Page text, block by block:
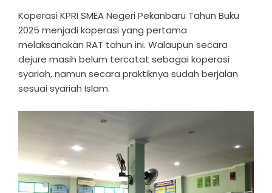
Koperasi KPRI SMEA Negeri Pekanbaru Tahun Buku
2025 menjadi koperasi yang pertama
melaksanakan RAT tahun ini. Walaupun secara
dejure masih belum tercatat sebagai koperasi
syariah, namun secara praktiknya sudah berjalan
sesuai syariah Islam.